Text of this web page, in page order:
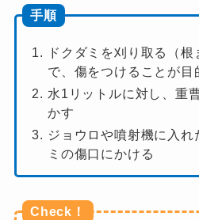
手順
ドクダミを刈り取る（
で、傷をつけることが目
水1リットルに対し、重
かす
ジョウロや噴射機に入
ミの傷口にかける
Check！